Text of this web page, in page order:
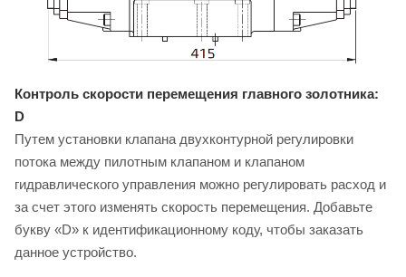
Контроль скорости перемещения главного золотника:
D
Путем установки клапана двухконтурной регулировки
потока между пилотным клапаном и клапаном
гидравлического управления можно регулировать расход и
за счет этого изменять скорость перемещения. Добавьте
букву «D» к идентификационному коду, чтобы заказать
данное устройство.